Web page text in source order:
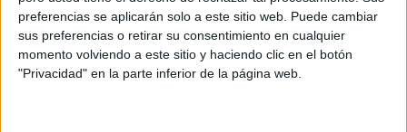
preferencias se aplicarán solo a este sitio web. Puede cambiar
sus preferencias o retirar su consentimiento en cualquier
momento volviendo a este sitio y haciendo clic en el botón
"Privacidad" en la parte inferior de la página web.
pudo elaborar para advertir de la
avalancha a Ceuta
HACE 2 HORAS